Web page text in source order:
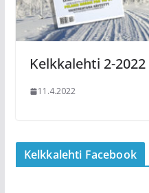
Kelkkalehti 2-
11.4.2022
Kelkkalehti Facebook